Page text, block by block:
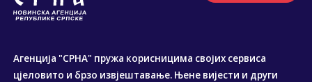
Агенција "СРНА" пружа корисницима својих сервиса
цјеловито и брзо извјештавање. Њене вијести и други